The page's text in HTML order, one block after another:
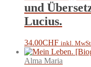
und
Lucius.
34.00CHF inkl.
Alma Maria